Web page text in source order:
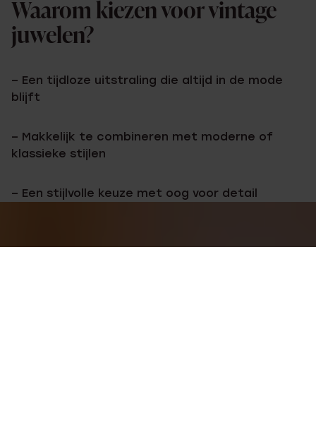
Waarom kiezen voor vintage
juwelen?
– Een tijdloze uitstraling die altijd in de mode
blijft
– Makkelijk te combineren met moderne of
klassieke stijlen
– Een stijlvolle keuze met oog voor detail